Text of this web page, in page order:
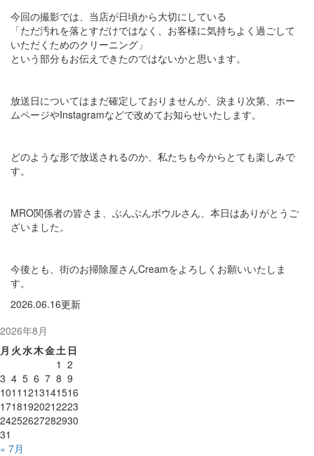
今回の撮影では、当店が日頃から大切にしている
「ただ汚れを落とすだけではなく、お客様に気持ちよく過ごして
いただくためのクリーニング」
という部分もお伝えできたのではないかと思います。
放送日についてはまだ確定しておりませんが、決まり次第、ホー
ムページやInstagramなどで改めてお知らせいたします。
どのような形で放送されるのか、私たちも今からとても楽しみで
す。
MRO関係者の皆さま、ぶんぶんボウルさん、本日はありがとうご
ざいました。
今後とも、街のお掃除屋さんCreamをよろしくお願いいたしま
す。
2026.06.16更新
2026年8月
月 火水木金土 日
1 2
3 4 5 6 7 8 9
1011 1213141516
17181920212223
24252627282930
31
« 7月